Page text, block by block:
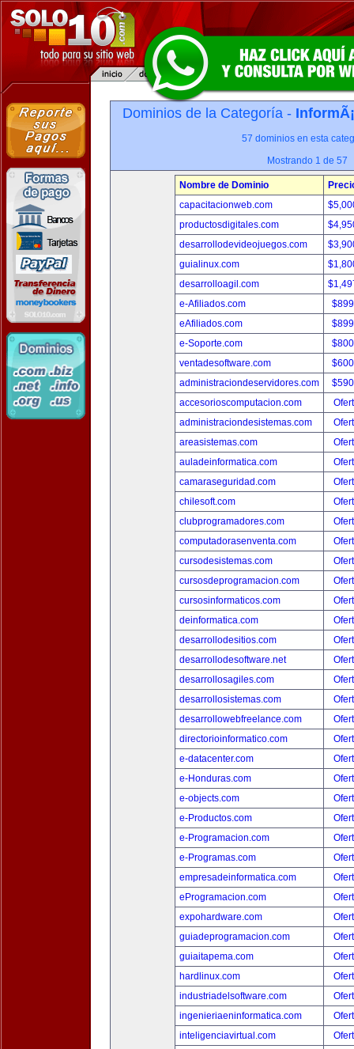
Dominios de la Categoría -
57 dominios en esta
Mostrando 1 de 57
Nombre de Dominio
capacitacionweb.com
productosdigitales.com
desarrollodevideojuegos.com
guialinux.com
desarrolloagil.com
e-Afiliados.com
eAfiliados.com
e-Soporte.com
ventadesoftware.com
administraciondeservidores.com
accesorioscomputacion.com
administraciondesistemas.com
areasistemas.com
auladeinformatica.com
camaraseguridad.com
chilesoft.com
clubprogramadores.com
computadorasenventa.com
cursodesistemas.com
cursosdeprogramacion.com
cursosinformaticos.com
deinformatica.com
desarrollodesitios.com
desarrollodesoftware.net
desarrollosagiles.com
desarrollosistemas.com
desarrollowebfreelance.com
directorioinformatico.com
e-datacenter.com
e-Honduras.com
e-objects.com
e-Productos.com
e-Programacion.com
e-Programas.com
empresadeinformatica.com
eProgramacion.com
expohardware.com
guiadeprogramacion.com
guiaitapema.com
hardlinux.com
industriadelsoftware.com
ingenieriaeninformatica.com
inteligenciavirtual.com